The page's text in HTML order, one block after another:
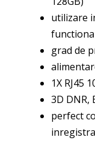
utilizare
grad de
1X RJ45
3D DNR,
perfect